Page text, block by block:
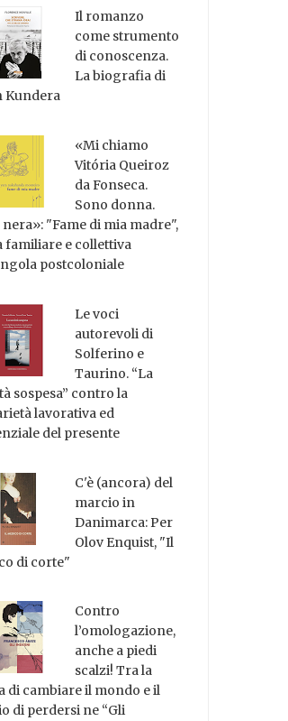
Il romanzo
come strumento
di conoscenza.
La biografia di
Kundera
«Mi chiamo
Vitória Queiroz
da Fonseca.
Sono donna.
nera»: "Fame di mia madre",
familiare e collettiva
postcoloniale
Le voci
autorevoli di
Solferino e
Taurino. “La
sospesa” contro la
lavorativa ed
del presente
C'è (ancora) del
marcio in
Danimarca: Per
Olov Enquist, "Il
di corte"
Contro
l’omologazione,
anche a piedi
scalzi! Tra la
di cambiare il mondo e il
di perdersi ne “Gli